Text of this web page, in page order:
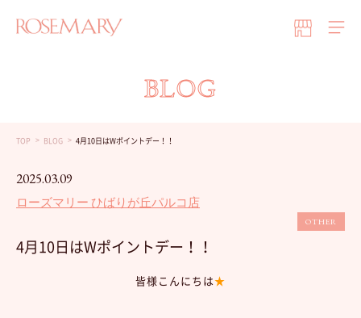
BLOG
TOP BLOG 4月10日はWポイントデー！！
2025.03.09
ローズマリー ひばりが丘パルコ店
OTHER
4月10日はWポイントデー！！
皆様こんにちは★